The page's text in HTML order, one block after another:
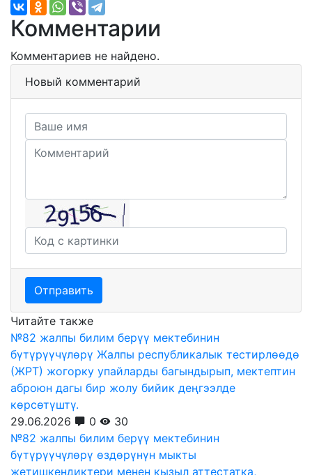
Комментарии
Комментариев не найдено.
Новый комментарий
Отправить
Читайте также
№82 жалпы билим берүү мектебинин
бүтүрүүчүлөрү Жалпы республикалык тестирлөөдө
(ЖРТ) жогорку упайларды багындырып, мектептин
аброюн дагы бир жолу бийик деңгээлде
көрсөтүштү.
29.06.2026
0
30
№82 жалпы билим берүү мектебинин
бүтүрүүчүлөрү өздөрүнүн мыкты
жетишкендиктери менен кызыл аттестатка,